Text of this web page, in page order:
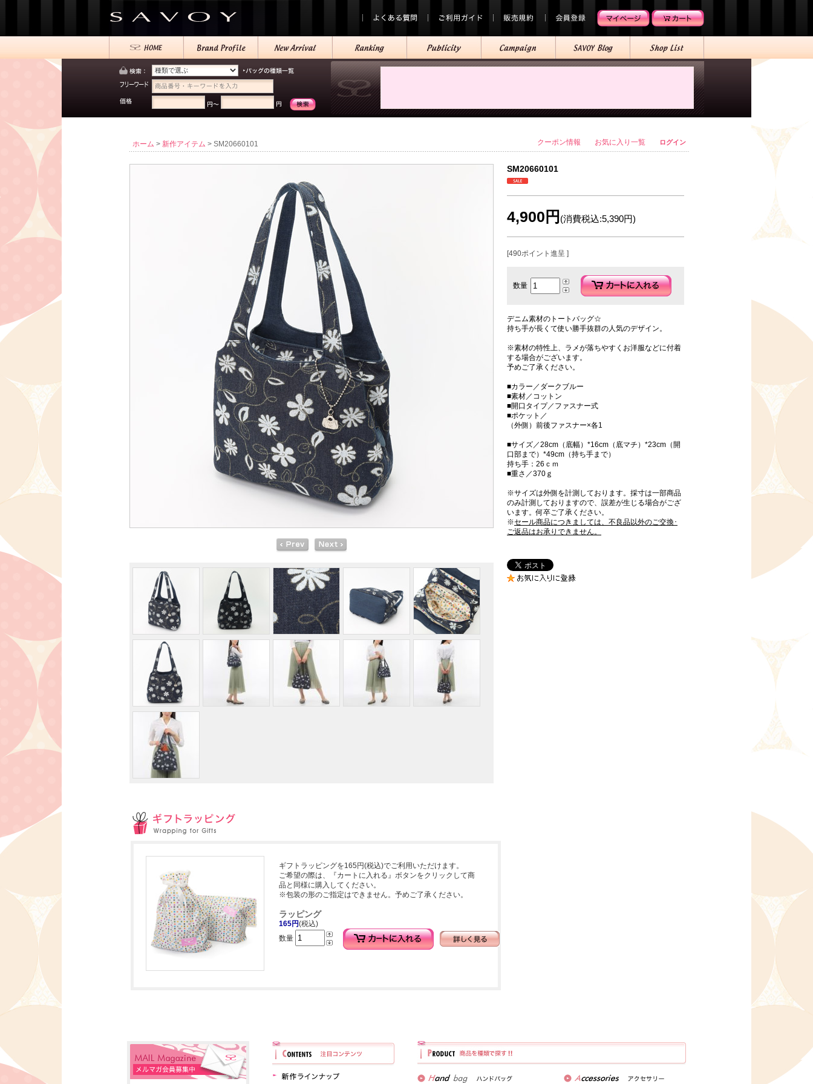
クーポン情報 お気に入り一覧 ログイン
ホーム > 新作アイテム > SM20660101
SM20660101
デニム素材のトートバッグ☆
持ち手が長くて使い勝手抜群の人気のデザイン。
※素材の特性上、ラメが落ちやすくお洋服などに付着
する場合がございます。
予めご了承ください。
■カラー／ダークブルー
■素材／コットン
■開口タイプ／ファスナー式
■ポケット／
（外側）前後ファスナー×各1
■サイズ／28cm（底幅）*16cm（底マチ）*23cm（開
口部まで）*49cm（持ち手まで）
持ち手：26ｃｍ
■重さ／370ｇ
※サイズは外側を計測しております。採寸は一部商品
のみ計測しておりますので、誤差が生じる場合がござ
います。何卒ご了承ください。
※セール商品につきましては、不良品以外のご交換･
ご返品はお承りできません。
4,900円 (消費税込:5,390円)
[490ポイント進呈 ]
数量
ギフトラッピングを165円(税込)でご利用いただけます。
ご希望の際は、『カートに入れる』ボタンをクリックして商
品と同様に購入してください。
※包装の形のご指定はできません。予めご了承ください。
ラッピング
165円(税込)
数量